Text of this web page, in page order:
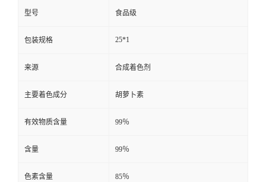
型号 食品级
包装规格 25*1
来源 合成着色剂
主要着色成分 胡萝卜素
有效物质含量 99％
含量 99％
色素含量 85％